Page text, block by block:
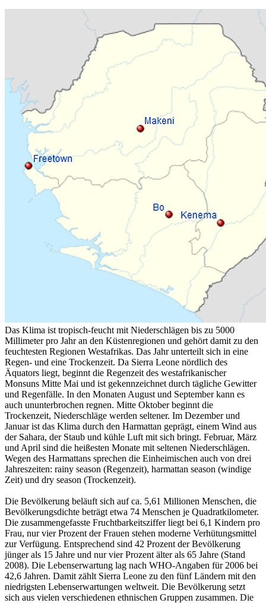
Das Klima ist tropisch-feucht mit Niederschlägen bis zu 5000
Millimeter pro Jahr an den Küstenregionen und gehört damit zu den
feuchtesten Regionen Westafrikas. Das Jahr unterteilt sich in eine
Regen- und eine Trockenzeit. Da Sierra Leone nördlich des
Äquators liegt, beginnt die Regenzeit des westafrikanischer
Monsuns Mitte Mai und ist gekennzeichnet durch tägliche Gewitter
und Regenfälle. In den Monaten August und September kann es
auch ununterbrochen regnen. Mitte Oktober beginnt die
Trockenzeit, Niederschläge werden seltener. Im Dezember und
Januar ist das Klima durch den Harmattan geprägt, einem Wind aus
der Sahara, der Staub und kühle Luft mit sich bringt. Februar, März
und April sind die heißesten Monate mit seltenen Niederschlägen.
Wegen des Harmattans sprechen die Einheimischen auch von drei
Jahreszeiten: rainy season (Regenzeit), harmattan season (windige
Zeit) und dry season (Trockenzeit).
Die Bevölkerung beläuft sich auf ca. 5,61 Millionen Menschen, die
Bevölkerungsdichte beträgt etwa 74 Menschen je Quadratkilometer.
Die zusammengefasste Fruchtbarkeitsziffer liegt bei 6,1 Kindern pro
Frau, nur vier Prozent der Frauen stehen moderne Verhütungsmittel
zur Verfügung. Entsprechend sind 42 Prozent der Bevölkerung
jünger als 15 Jahre und nur vier Prozent älter als 65 Jahre (Stand
2008). Die Lebenserwartung lag nach WHO-Angaben für 2006 bei
42,6 Jahren. Damit zählt Sierra Leone zu den fünf Ländern mit den
niedrigsten Lebenserwartungen weltweit. Die Bevölkerung setzt
sich aus vielen verschiedenen ethnischen Gruppen zusammen. Die